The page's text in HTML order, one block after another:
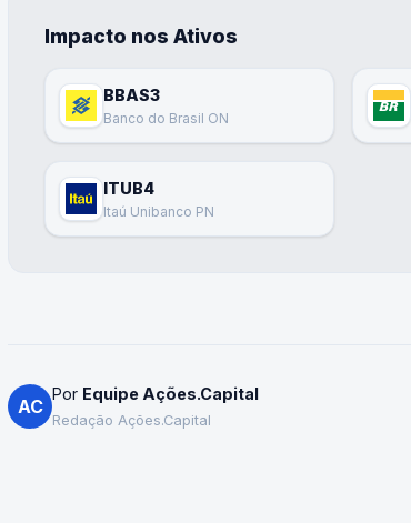
Impacto nos Ativos
BBAS3
Banco do Brasil ON
ITUB4
Itaú Unibanco PN
AC
Por Equipe Ações.Capital
Redação Ações.Capital